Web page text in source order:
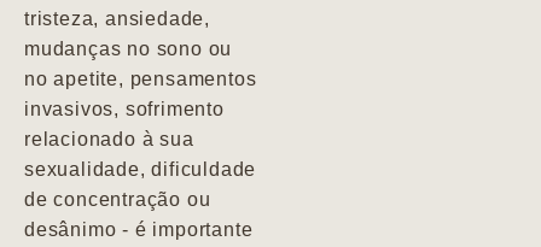
tristeza, ansiedade,
mudanças no sono ou
no apetite, pensamentos
invasivos, sofrimento
relacionado à sua
sexualidade, dificuldade
de concentração ou
desânimo - é importante